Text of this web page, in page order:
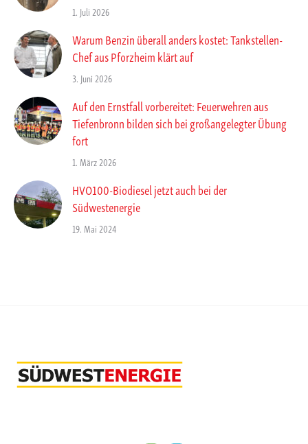
1. Juli 2026
Warum Benzin überall anders kostet: Tankstellen-
Chef aus Pforzheim klärt auf
3. Juni 2026
Auf den Ernstfall vorbereitet: Feuerwehren aus
Tiefenbronn bilden sich bei großangelegter Übung
fort
1. März 2026
HVO100-Biodiesel jetzt auch bei der
Südwestenergie
19. Mai 2024